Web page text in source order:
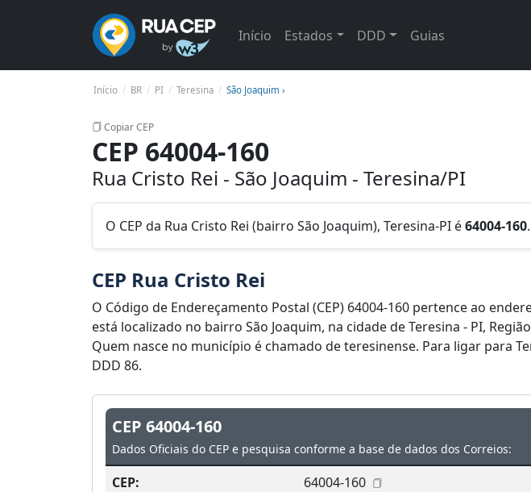
Início Estados DDD Guias
Início BR PI Teresina São Joaquim ›
Copiar CEP
CEP 64004-160
Rua Cristo Rei - São Joaquim - Teresina/PI
O CEP da Rua Cristo Rei (bairro São Joaquim), Teresina-PI é64004-160.
CEP Rua Cristo Rei
O Código de Endereçamento Postal (CEP) 64004-160 pertence ao
está localizado no bairro São Joaquim, na cidade de Teresina - PI,
Quem nasce no município é chamado de teresinense. Para ligar para
DDD 86.
CEP 64004-160
Dados Oficiais do CEP e pesquisa conforme a base de dados dos Correios:
CEP:
64004-160